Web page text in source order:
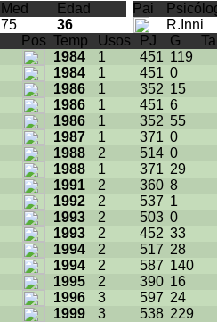
Med Edad Pai
75 36
R.Inni
Pos Temp Usos PJ G
1984 1 451 119
1984 1 451 0
1986 1 352 15
1986 1 451 6
1986 1 352 55
1987 1 371 0
1988 2 514 0
1988 1 371 29
1991 2 360 8
1992 2 537 1
1993 2 503 0
1993 2 452 33
1994 2 517 28
1994 2 587 140
1995 2 390 16
1996 3 597 24
1999 3 538 229